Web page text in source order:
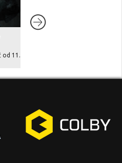
11.